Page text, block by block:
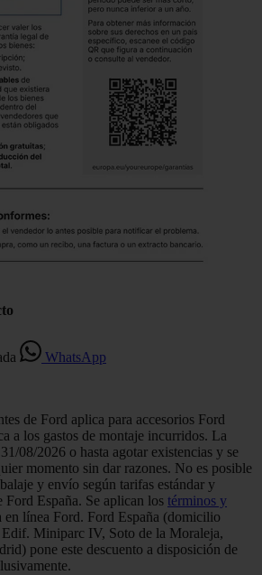
WhatsApp
de Ford aplica para accesorios Ford
a los gastos de montaje incurridos. La
08/2026 o hasta agotar existencias y se
momento sin dar razones. No es posible
y envío según tarifas estándar y
Ford España. Se aplican los términos y
en línea Ford. Ford España (domicilio
Miniparc IV, Soto de la Moraleja,
pone este descuento a disposición de